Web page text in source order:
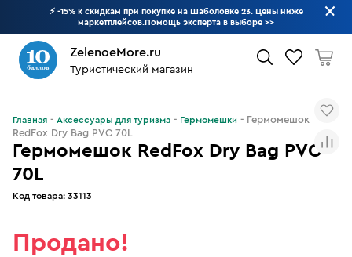
⚡ -15% к скидкам при покупке на Шаболовке 23. Цены ниже
маркетплейсов.Помощь эксперта в выборе >>
ZelenoeMore.ru
Туристический магазин
Гермомешок RedFox Dry Bag PVC
70L
Код товара: 33113
Главная Аксессуары для туризма Гермомешки
Гермомешок
RedFox Dry Bag PVC 70L
Продано!